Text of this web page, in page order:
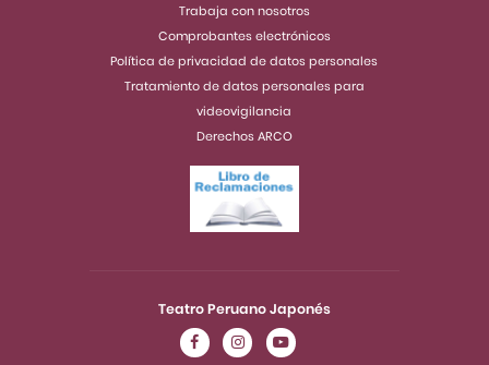
Teatro Peruano Japonés
Trabaja con nosotros
Comprobantes electrónicos
Política de privacidad de datos personales
Tratamiento de datos personales para
videovigilancia
Derechos ARCO